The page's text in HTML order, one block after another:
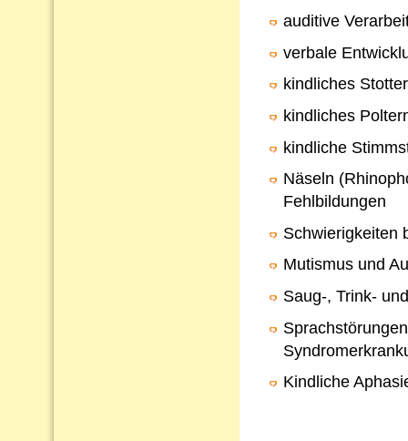
auditive
verbale
kindliches
kindliches
kindliche
Näseln
Fehlbildungen
Schwierigkeiten
Mutismus und
Saug-, Trink-
Kindliche